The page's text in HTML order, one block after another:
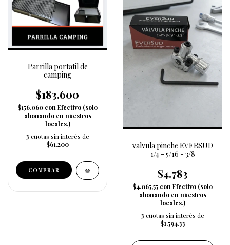
Parrilla portatil de
camping
$183.600
$156.060 conEfectivo (solo
abonando en nuestros
locales.)
3 cuotas sin interés de
$61.200
valvula pinche EVERSUD
1/4 - 5/16 - 3/8
$4.783
$4.065,55 con Efectivo (solo
abonando en nuestros
locales.)
3 cuotas sin interés de
$1.594,33